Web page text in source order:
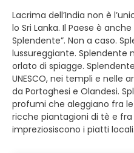
Lacrima dell’India non è
lo Sri Lanka. Il Paese è
Splendente”. Non a caso.
lussureggiante. Splendente
orlato di spiagge.
UNESCO, nei templi e nelle
da Portoghesi e Olandesi.
profumi che aleggiano fra
ricche piantagioni di tè e fra
impreziosiscono i piatti locali.